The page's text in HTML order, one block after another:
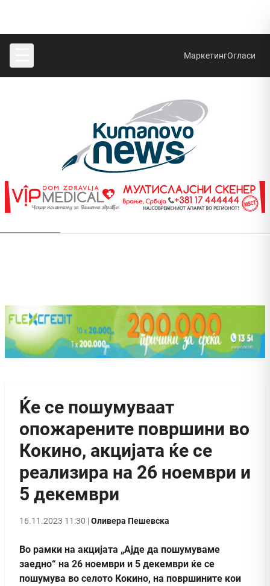
МаркетингОгласи
Ќе се пошумуваат
опожарените површини во
Кокино, акцијата ќе се
реализира на 26 ноември и
5 декември
16.11.2023 11:30 |Оливера Пешевска
Во рамки на акцијата „Ајде да пошумуваме
заедно“ на 26 ноември и 5 декември ќе се
пошумува во селото Кокино, на површините кои